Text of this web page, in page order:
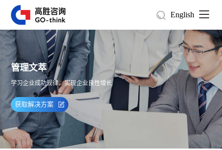
English
管理文萃
学习企业成功规律，实现企业良性增长
获取解决方案